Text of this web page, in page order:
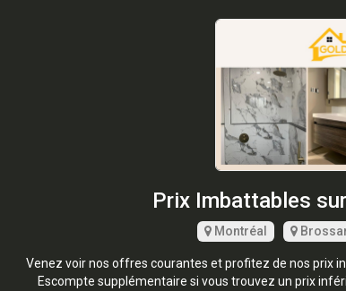
Prix Imbattables
Montréal
Venez voir nos offres courantes et profitez de nos prix
Escompte supplémentaire si vous trouvez un prix